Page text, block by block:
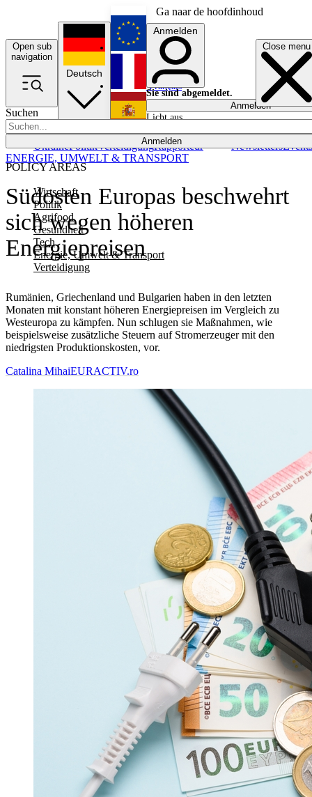
Ga naar de hoofdinhoud
Open sub
navigation
Close menu
Suchen
Anmelden
POLICY AREAS
Wirtschaft
Politik
Agrifood
Gesundheit
Tech
Energie, Umwelt & Transport
Verteidigung
UkrainePolitikVerteidigungRapporteur NewslettersEvents
Deutsch
English
Français
Anmelden
Sie sind abgemeldet.
Anmelden
Licht aus
Südosten Europas beschwehrt
sich wegen höheren
Energiepreisen
Rumänien, Griechenland und Bulgarien haben in den letzten
Monaten mit konstant höheren Energiepreisen im Vergleich zu
Westeuropa zu kämpfen. Nun schlugen sie Maßnahmen, wie
beispielsweise zusätzliche Steuern auf Stromerzeuger mit den
niedrigsten Produktionskosten, vor.
ENERGIE, UMWELT & TRANSPORT
Catalina MihaiEURACTIV.ro